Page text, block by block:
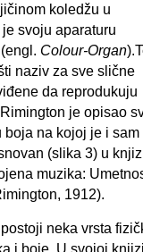
koledžu u
svoju aparaturu
Colour-Organ
naziv za sve slične
da reprodukuju
je opisao
boja na kojoj je i sam
(slika 3) u
muzika:
1912).
neka vrsta
i boje. U svojoj